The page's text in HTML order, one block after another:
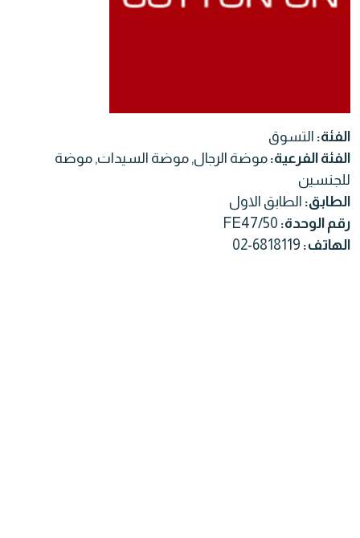
الفئة: التسوق
الفئة الفرعية: موضة الرجال, موضة السيدات, موضة
للجنسين
الطابق: الطابق الاول
رقم الوحدة: FE47/50
الهاتف: 02-6818119